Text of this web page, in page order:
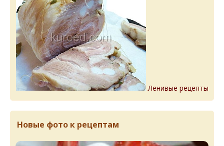
Ленивые рецепты
Новые фото к рецептам